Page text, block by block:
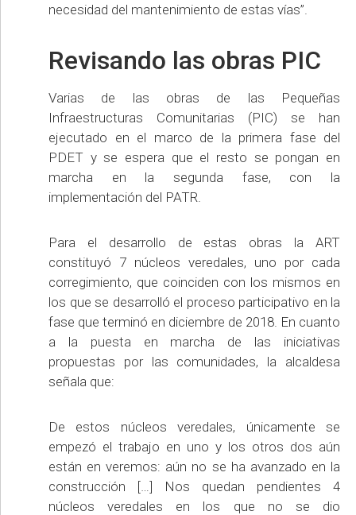
necesidad del mantenimiento de estas vías”.
Revisando las obras PIC
Varias de las obras de las Pequeñas
Infraestructuras Comunitarias (PIC) se han
ejecutado en el marco de la primera fase del
PDET y se espera que el resto se pongan en
marcha en la segunda fase, con la
implementación del PATR.
Para el desarrollo de estas obras la ART
constituyó 7 núcleos veredales, uno por cada
corregimiento, que coinciden con los mismos en
los que se desarrolló el proceso participativo en la
fase que terminó en diciembre de 2018. En cuanto
a la puesta en marcha de las iniciativas
propuestas por las comunidades, la alcaldesa
señala que:
De estos núcleos veredales, únicamente se
empezó el trabajo en uno y los otros dos aún
están en veremos: aún no se ha avanzado en la
construcción […] Nos quedan pendientes 4
núcleos veredales en los que no se dio